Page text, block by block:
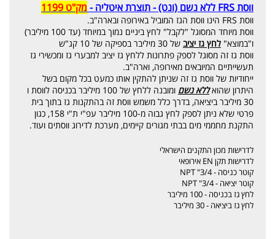
ווסת FRS ללא נשם (ונט) - תוצרת איטליה - מק"ט 1199
ווסת FRS הינו ווסת הגז המוביל באירופה ובארה"ב.
ווסת מיוחד המסוגל "לקבל" לחץ ביניים נמוך במיוחד (עד 100 מיליבר)
ו"במוצא" לחץ גז יציב של 30 מיליבר בספיקה של 10 קג"ש
ווסת גז זה מסוגל לספק פתרונות ללחץ גז יציב למבערי גז ומכשירי גז
תעשייתיים המיובאים מאירופה, וארה"ב.
ייחודיות של ווסת גז זה שניתן להתקין אותו כמעט בכל מקום בשל
היתרון שהואללא נשם
ומובנה ללחץ של 100 מיליבר בכניסה לווסת ו
30 מיליבר ביציאה, בדרך כלל משמש ווסת זה בהתקנות גז בתוך בית
פרטי שלא ניתן לספק לחץ גבוה מ-100 מיליבר עפ"י ת"י 158, כגון
התקנת מחממי מים בבתי מגורים קיימים, מערכת לדירוג ווסתים ועוד.
לדרישות מכון התקנים הישראלי
לדרישות תקן EN אירופאי
קוטר כניסה - 3/4" NPT
קוטר יציאה - 3/4" NPT
לחץ גז בכניסה - 100 מיליבר
לחץ גז ביציאה - 30 מיליבר